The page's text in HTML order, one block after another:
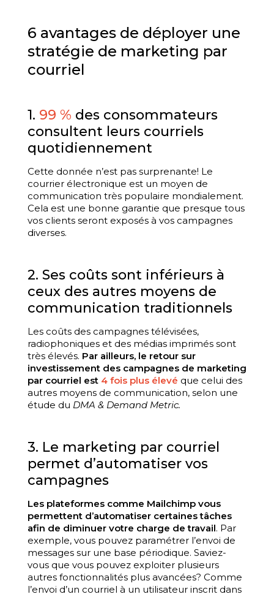
6 avantages de déployer une
stratégie de marketing par
courriel
1. 99 % des consommateurs
consultent leurs courriels
quotidiennement
Cette donnée n’est pas surprenante! Le
courrier électronique est un moyen de
communication très populaire mondialement.
Cela est une bonne garantie que presque tous
vos clients seront exposés à vos campagnes
diverses.
2. Ses coûts sont inférieurs à
ceux des autres moyens de
communication traditionnels
Les coûts des campagnes télévisées,
radiophoniques et des médias imprimés sont
très élevés. Par ailleurs, le retour sur
investissement des campagnes de marketing
par courriel est 4 fois plus élevé que celui des
autres moyens de communication, selon une
étude du DMA & Demand Metric.
3. Le marketing par courriel
permet d’automatiser vos
campagnes
Les plateformes comme Mailchimp vous
permettent d’automatiser certaines tâches
afin de diminuer votre charge de travail. Par
exemple, vous pouvez paramétrer l’envoi de
messages sur une base périodique. Saviez-
vous que vous pouvez exploiter plusieurs
autres fonctionnalités plus avancées? Comme
l’envoi d’un courriel à un utilisateur inscrit dans